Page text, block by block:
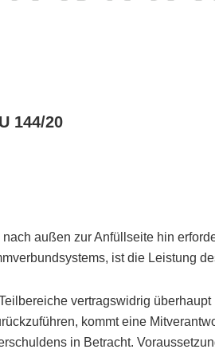
144/20
nach außen zur Anfüllseite hin
ist die Leistung
vertragswidrig
kommt eine
in Betracht.